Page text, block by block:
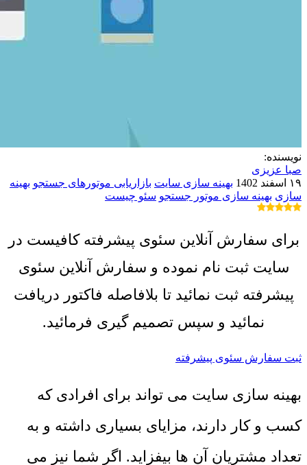
نویسنده:
صبا عزیزی
۱۹ اسفند 1402
بهینه سازی سایت بازاریابی موتورهای جستجو بهینه
سازی بهینه سازی موتور جستجو سئو چیست
برای سفارش آنلاین سئوی پیشرفته کافیست در
سایت ثبت نام نموده و سفارش آنلاین سئوی
پیشرفته ثبت نمائید تا بلافاصله فاکتور دریافت
نمائید و سپس تصمیم گیری فرمائید.
ثبت سفارش سئوی پیشرفته
بهینه سازی سایت می تواند برای افرادی که
کسب و کار دارند، مزایای بسیاری داشته و به
تعداد مشتریان آن ها بیفزاید. اگر شما نیز می